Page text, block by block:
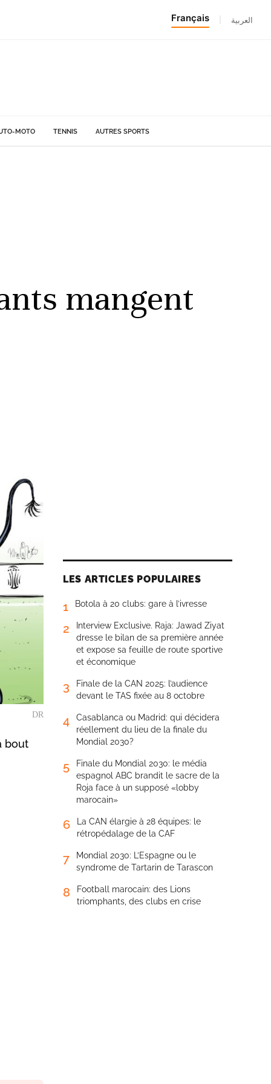
Français العربية
MOTO TENNIS AUTRES SPORTS
mangent
DR
bout
LES ARTICLES POPULAIRES
1 Botola à 20 clubs: gare à l’ivresse
2
Interview Exclusive. Raja: Jawad Ziyat
dresse le bilan de sa première année
et expose sa feuille de route sportive
et économique
3
Finale de la CAN 2025: l’audience
devant le TAS fixée au 8 octobre
4
Casablanca ou Madrid: qui décidera
réellement du lieu de la finale du
Mondial 2030?
5
Finale du Mondial 2030: le média
espagnol ABC brandit le sacre de la
Roja face à un supposé «lobby
marocain»
6
La CAN élargie à 28 équipes: le
rétropédalage de la CAF
7
Mondial 2030: L’Espagne ou le
syndrome de Tartarin de Tarascon
8
Football marocain: des Lions
triomphants, des clubs en crise